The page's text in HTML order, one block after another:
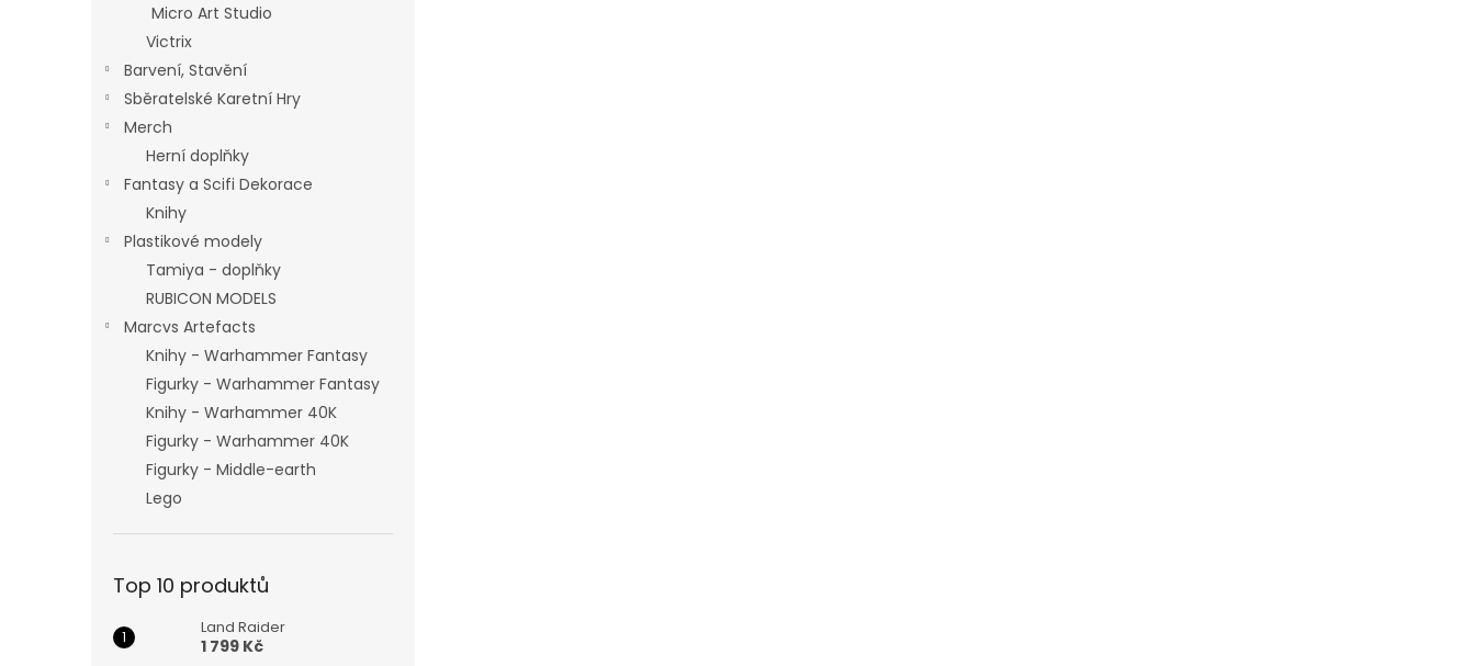
Micro Art Studio
Victrix
Barvení, Stavění
Sběratelské Karetní Hry
Merch
Herní doplňky
Fantasy a Scifi Dekorace
Knihy
Plastikové modely
Tamiya - doplňky
RUBICON MODELS
Marcvs Artefacts
Knihy - Warhammer Fantasy
Figurky - Warhammer Fantasy
Knihy - Warhammer 40K
Figurky - Warhammer 40K
Figurky - Middle-earth
Lego
Top 10 produktů
Land Raider
1 799 Kč